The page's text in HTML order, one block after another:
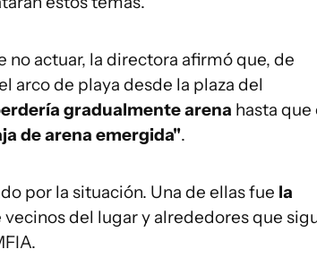
no actuar, la directora afirmó que, de
arco de playa desde la plaza del
gradualmente arena hasta que
de arena emergida".
por la situación. Una de ellas fue la
vecinos del lugar y alrededores que